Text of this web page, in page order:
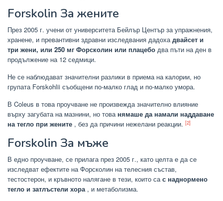
Forskolin За жените
През 2005 г. учени от университета Бейлър Център за упражнения,
хранене, и превантивни здравни изследвания дадохадвайсет и
три жени, или 250 мг Форсколин или плацебо два пъти на ден в
продължение на 12 седмици.
Не се наблюдават значителни разлики в приема на калории, но
групата Forskohlii съобщени по-малко глад и по-малко умора.
В Coleus в това проучване не произвежда значително влияние
върху загубата на мазнини, но това нямаше да намали наддаване
на тегло при жените , без да причини нежелани реакции. [2]
Forskolin За мъже
В едно проучване, се прилага през 2005 г., като целта е да се
изследват ефектите на Форсколин на телесния състав,
тестостерон, и кръвното налягане в тези, които сас наднормено
тегло и затлъстели хора, и метаболизма.